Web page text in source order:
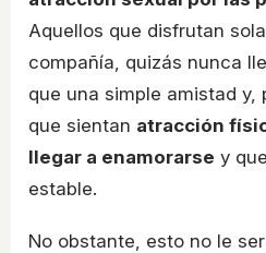
Aquellos que disfrutan
compañía, quizás nunca
que una simple amistad y,
que sientan atracción
llegar a enamorarse y
estable.
No obstante, esto no le